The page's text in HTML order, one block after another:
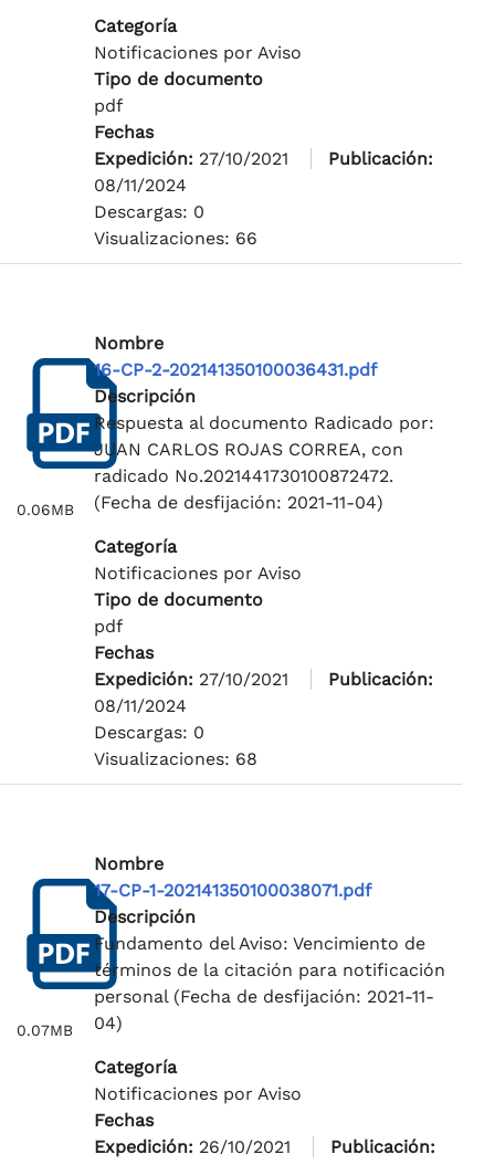
Categoría
Notificaciones por Aviso
Tipo de documento
pdf
Fechas
Expedición: 27/10/2021
Publicación:
08/11/2024
Descargas: 0
Visualizaciones: 66
0.06MB
Nombre
16-CP-2-202141350100036431.pdf
Descripción
Respuesta al documento Radicado por:
JUAN CARLOS ROJAS CORREA, con
radicado No.2021441730100872472.
(Fecha de desfijación: 2021-11-04)
Categoría
Notificaciones por Aviso
Tipo de documento
pdf
Fechas
Expedición: 27/10/2021
Publicación:
08/11/2024
Descargas: 0
Visualizaciones: 68
0.07MB
Nombre
17-CP-1-202141350100038071.pdf
Descripción
Fundamento del Aviso: Vencimiento de
términos de la citación para notificación
personal (Fecha de desfijación: 2021-11-
04)
Categoría
Notificaciones por Aviso
Fechas
Expedición: 26/10/2021
Publicación: